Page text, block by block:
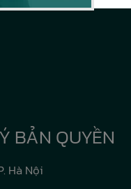
BẢN QUYỀN
Hà Nội